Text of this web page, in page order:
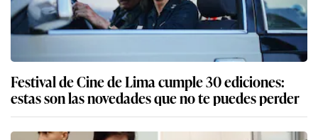
Festival de Cine de Lima cumple 30 ediciones:
estas son las novedades que no te puedes perder